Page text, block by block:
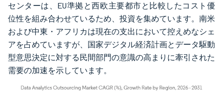
センターは、EU準拠と西欧主要都市と比較したコスト優
位性を組み合わせているため、投資を集めています。南米
および中東・アフリカは現在の支出において控えめなシェ
アを占めていますが、国家デジタル経済計画とデータ駆動
型意思決定に対する民間部門の意識の高まりに牽引された
需要の加速を示しています。